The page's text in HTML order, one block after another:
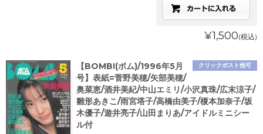
¥1,500(税込)
クリックポスト他可
【BOMB!(ボム)/1996年5月
号】表紙=菅野美穂/矢部美穂/
奥菜恵/酒井美紀/中山エミリ/小沢真珠/広末涼子/
雛形あきこ/雨宮塔子/高橋由美子/榎本加奈子/坂
木優子/遊井亮子/山田まりあ/アイドルミニシー
ル付